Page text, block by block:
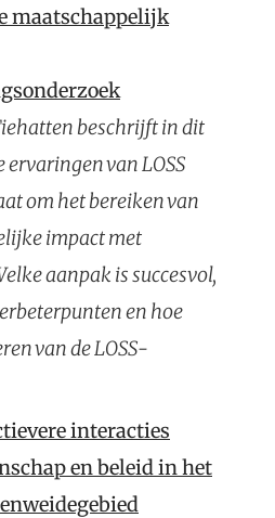
maatschappelijk
beschrijft in dit
van LOSS
om het bereiken van
impact met
aanpak is succesvol,
en hoe
van de LOSS-
interacties
en beleid in het